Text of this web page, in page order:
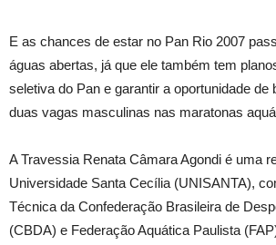
E as chances de estar no Pan Rio 2007
águas abertas, já que ele também tem
seletiva do Pan e garantir a oportunidade de
duas vagas masculinas nas maratonas
A Travessia Renata Câmara Agondi é uma
Universidade Santa Cecília (UNISANTA),
Técnica da Confederação Brasileira de
(CBDA) e Federação Aquática Paulista